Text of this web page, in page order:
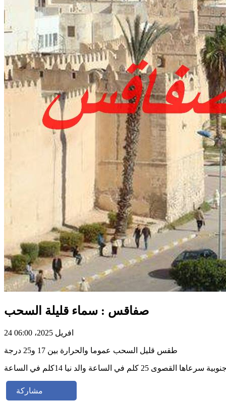
صفاقس : سماء قليلة السحب
24 افريل 2025، 06:00
طقس قليل السحب عموما والحرارة بين 17 و25 درجة
القصوى 25 كلم في الساعة والد نيا 14كلم في الساعة
مشاركة